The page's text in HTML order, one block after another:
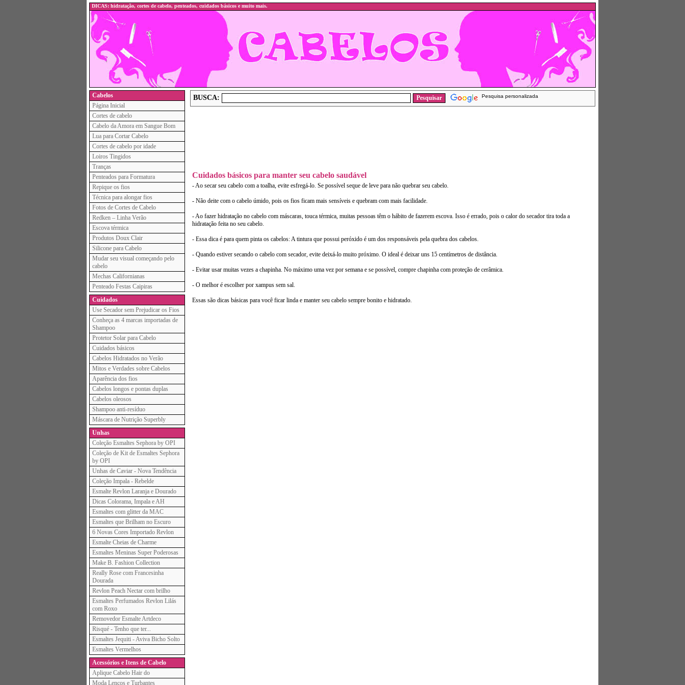
DICAS: hidratação, cortes de cabelo, penteados, cuidados básicos e muito mais.
Cabelos
Página Inicial
Cortes de cabelo
Cabelo da Amora em Sangue Bom
Lua para Cortar Cabelo
Cortes de cabelo por idade
Loiros Tingidos
Tranças
Penteados para Formatura
Repique os fios
Técnica para alongar fios
Fotos de Cortes de Cabelo
Redken – Linha Verão
Escova térmica
Produtos Doux Clair
Silicone para Cabelo
Mudar seu visual começando pelo
cabelo
Mechas Californianas
Penteado Festas Caipiras
Cuidados
Use Secador sem Prejudicar os Fios
Conheça as 4 marcas importadas de
Shampoo
Protetor Solar para Cabelo
Cuidados básicos
Cabelos Hidratados no Verão
Mitos e Verdades sobre Cabelos
Aparência dos fios
Cabelos longos e pontas duplas
Cabelos oleosos
Shampoo anti-resíduo
Máscara de Nutrição Superbly
Unhas
Coleção Esmaltes Sephora by OPI
Coleção de Kit de Esmaltes Sephora
by OPI
Unhas de Caviar - Nova Tendência
Coleção Impala - Rebelde
Esmalte Revlon Laranja e Dourado
Dicas Colorama, Impala e AH
Esmaltes com glitter da MAC
Esmaltes que Brilham no Escuro
6 Novas Cores Importado Revlon
Esmalte Cheias de Charme
Esmaltes Meninas Super Poderosas
Make B. Fashion Collection
Really Rose com Francesinha
Dourada
Revlon Peach Nectar com brilho
Esmaltes Perfumados Revlon Lilás
com Roxo
Removedor Esmalte Artdeco
Risqué - Tenho que ter...
Esmaltes Jequiti - Aviva Bicho Solto
Esmaltes Vermelhos
Acessórios e Itens de Cabelo
Aplique Cabelo Hair do
Moda Lenços e Turbantes
BUSCA: Pesquisa personalizada
Cuidados básicos para manter seu cabelo saudável
- Ao secar seu cabelo com a toalha, evite esfregá-lo. Se possível seque de leve para não quebrar seu cabelo.
- Não deite com o cabelo úmido, pois os fios ficam mais sensíveis e quebram com mais facilidade.
- Ao fazer hidratação no cabelo com máscaras, touca térmica, muitas pessoas têm o hábito de fazerem escova. Isso é errado, pois o calor do secador tira toda a
hidratação feita no seu cabelo.
- Essa dica é para quem pinta os cabelos: A tintura que possui peróxido é um dos responsáveis pela quebra dos cabelos.
- Quando estiver secando o cabelo com secador, evite deixá-lo muito próximo. O ideal é deixar uns 15 centímetros de distância.
- Evitar usar muitas vezes a chapinha. No máximo uma vez por semana e se possível, compre chapinha com proteção de cerâmica.
- O melhor é escolher por xampus sem sal.
Essas são dicas básicas para você ficar linda e manter seu cabelo sempre bonito e hidratado.